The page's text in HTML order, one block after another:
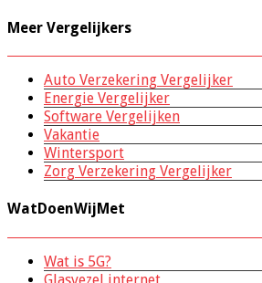
Meer Vergelijkers
Auto Verzekering Vergelijker
Energie Vergelijker
Software Vergelijken
Vakantie
Wintersport
Zorg Verzekering Vergelijker
WatDoenWijMet
Wat is 5G?
Glasvezel internet